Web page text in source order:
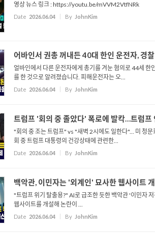
영상 뉴스 링크 : https://youtu.be/mVVM2VtfNRk
Date 2026.06.04 By JohnKim
어바인서 권총 꺼내든 40대 한인 운전자, 경
얼바인에서 다른 운전자에게 총기를 겨눈 혐의로 44세 한
를 한 것으로 알려졌습니다. 피해운전자는 오...
Date 2026.06.04 By JohnKim
트럼프 '회의 중 졸았다' 폭로에 발칵…트럼프
"회의 중 조는 트럼프" vs "새벽 2시에도 일한다"... 미 청
회 중 트럼프 대통령의 건강상태에 관련한...
Date 2026.06.04 By JohnKim
백악관, 이민자는 '외계인' 묘사한 웹사이트
"트럼프 위기 탈출용?" AI로 급조한 듯한 백악관 '이민자
웹사이트를 개설해 논란이 ...
Date 2026.06.04 By JohnKim